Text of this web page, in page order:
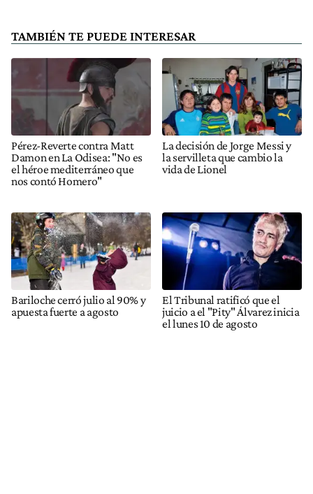
TAMBIÉN TE PUEDE INTERESAR
Pérez-Reverte contra Matt
Damon en La Odisea: "No es
el héroe mediterráneo que
nos contó Homero"
La decisión de Jorge Messi y
la servilleta que cambio la
vida de Lionel
Bariloche cerró julio al 90% y
apuesta fuerte a agosto
El Tribunal ratificó que el
juicio a el "Pity" Álvarez inicia
el lunes 10 de agosto